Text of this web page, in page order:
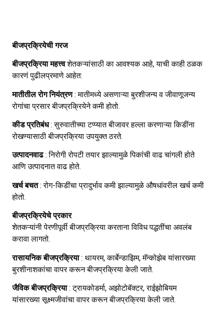
बीजप्रक्रियेची गरज
बीजप्रक्रिया महत्त्वशेतकऱ्यांसाठी का आवश्यक आहे, याची काही ठळक
कारणं पुढीलप्रमाणे आहेत:
मातीतील रोग नियंत्रण: मातीमध्ये असणाऱ्या बुरशीजन्य व जीवाणूजन्य
रोगांचा प्रसार बीजप्रक्रियेने कमी होतो.
कीड प्रतिबंध: सुरुवातीच्या टप्प्यात बीजावर हल्ला करणाऱ्या किडींना
रोखण्यासाठी बीजप्रक्रिया उपयुक्त ठरते.
उत्पादनवाढ: निरोगी रोपटी तयार झाल्यामुळे पिकांची वाढ चांगली होते
आणि उत्पादनात वाढ होते.
खर्च बचत: रोग-किडींचा प्रादुर्भाव कमी झाल्यामुळे औषधांवरील खर्च कमी
होतो.
बीजप्रक्रियेचे प्रकार
शेतकऱ्यांनी पेरणीपूर्वी बीजप्रक्रिया करताना विविध पद्धतींचा अवलंब
करावा लागतो.
रासायनिक बीजप्रक्रिया: थायरम, कार्बेन्डाझिम, मॅन्कोझेब यांसारख्या
बुरशीनाशकांचा वापर करून बीजप्रक्रिया केली जाते.
जैविक बीजप्रक्रिया: ट्रायकोडर्मा, अझोटोबॅक्टर, राईझोबियम
यांसारख्या सूक्ष्मजीवांचा वापर करून बीजप्रक्रिया केली जाते.